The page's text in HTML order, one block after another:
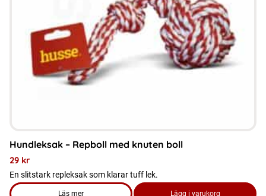
Hundleksak – Repboll med knuten boll
29 kr
En slitstark repleksak som klarar tuff lek.
Läs mer Lägg i varukorg